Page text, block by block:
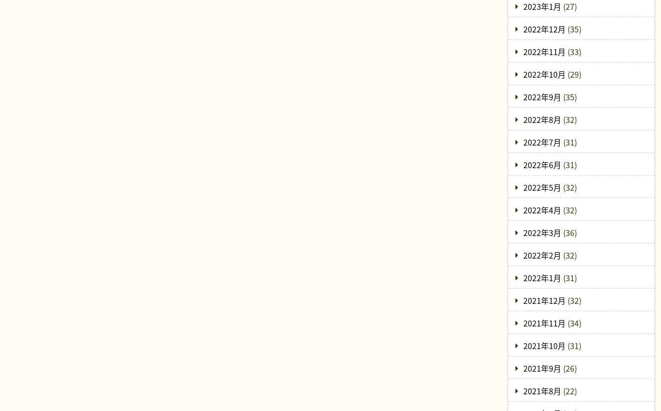
2023年1月 (27)
2022年12月 (35)
2022年11月 (33)
2022年10月 (29)
2022年9月 (35)
2022年8月 (32)
2022年7月 (31)
2022年6月 (31)
2022年5月 (32)
2022年4月 (32)
2022年3月 (36)
2022年2月 (32)
2022年1月 (31)
2021年12月 (32)
2021年11月 (34)
2021年10月 (31)
2021年9月 (26)
2021年8月 (22)